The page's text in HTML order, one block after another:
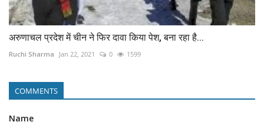
अरुणाचल प्रदेश में चीन ने फिर दावा किया पेश, बना रहा है...
Ruchi Sharma Jan 22, 2021 0 1599
COMMENTS
Name